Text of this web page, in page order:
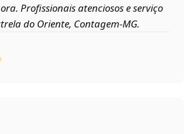
Profissionais atenciosos e serviço
do Oriente, Contagem‑MG.